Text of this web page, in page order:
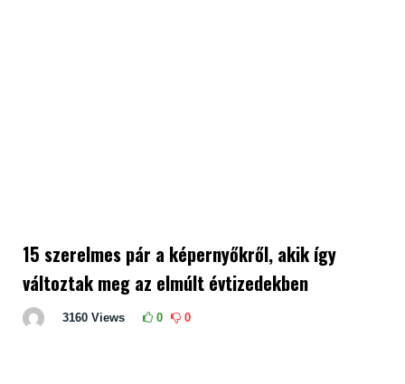
15 szerelmes pár a képernyőkről, akik így
változtak meg az elmúlt évtizedekben
3160 Views 0 0